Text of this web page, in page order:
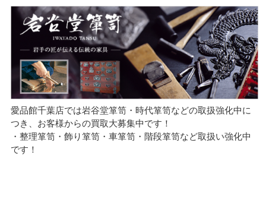
愛品館千葉店では岩谷堂箪笥・時代箪笥などの取扱強化中に
つき、お客様からの買取大募集中です！
・整理箪笥・飾り箪笥・車箪笥・階段箪笥など取扱い強化中
です！